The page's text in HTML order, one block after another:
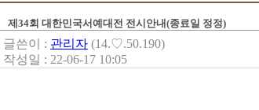
제34회 대한민국서예대전 전시안내(종료일 정정)
글쓴이 : 관리자 (14.♡.50.190)
작성일 : 22-06-17 10:05